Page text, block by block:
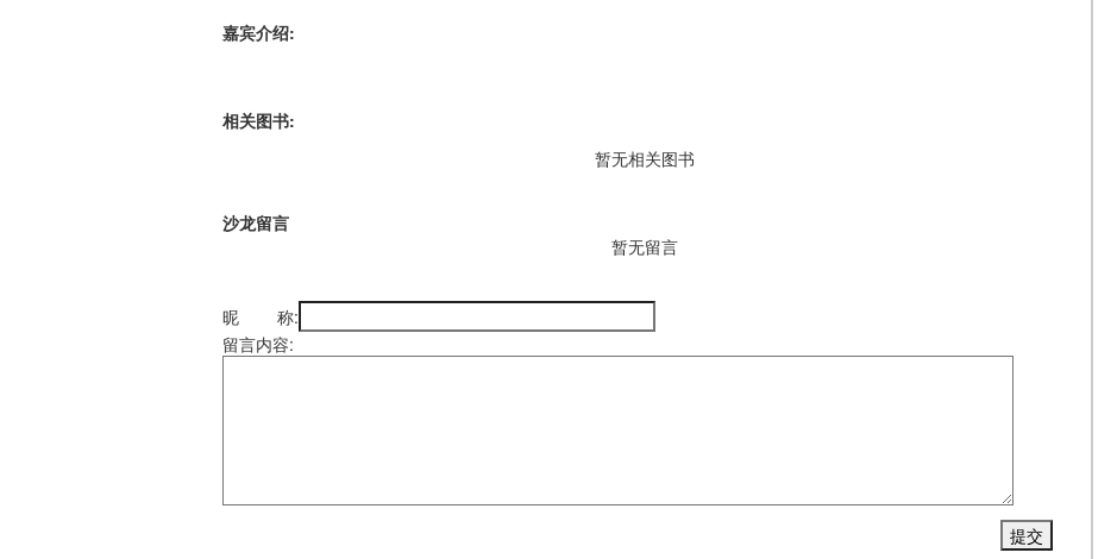
嘉宾介绍:
相关图书:
暂无相关图书
沙龙留言
暂无留言
昵 称:
留言内容: